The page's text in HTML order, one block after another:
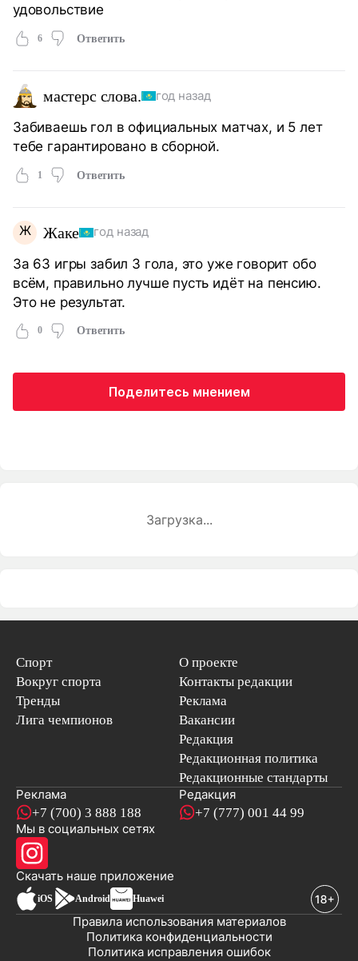
удовольствие
6 Ответить
мастерс слова. год назад
Забиваешь гол в официальных матчах, и 5 лет
тебе гарантировано в сборной.
1 Ответить
Ж Жаке год назад
За 63 игры забил 3 гола, это уже говорит обо
всём, правильно лучше пусть идёт на пенсию.
Это не результат.
0 Ответить
Поделитесь мнением
Загрузка...
Спорт
Вокруг спорта
Тренды
Лига чемпионов
О проекте
Контакты редакции
Реклама
Вакансии
Редакция
Редакционная политика
Редакционные стандарты
Реклама
+7 (700) 3 888 188
Редакция
+7 (777) 001 44 99
Мы в социальных сетях
Скачать наше приложениеновостей
iOS Android Huawei
Политика исправления ошибок
Политика конфиденциальности
Правила использования материалов